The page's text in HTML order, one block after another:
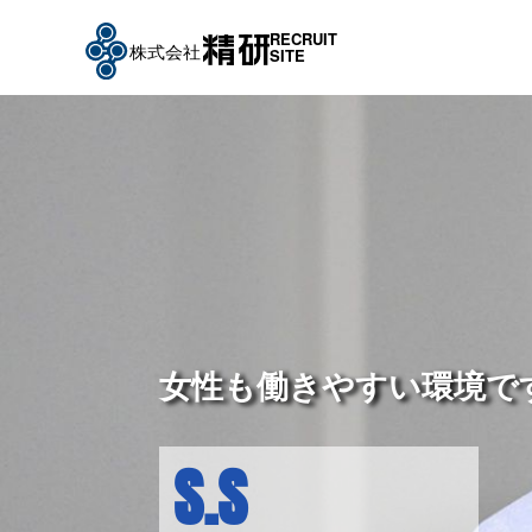
RECRUIT
SITE
女性も働きやすい環境で
S.S